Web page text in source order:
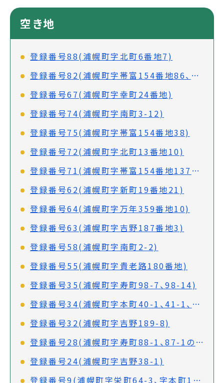
空き地
登録番号88(浦幌町字北町6番地7)
登録番号82(浦幌町字帯富154番地86、浦幌町字帯富154番地85)
登録番号67(浦幌町字幸町24番地)
登録番号74(浦幌町字南町3-12)
登録番号75(浦幌町字帯富154番地38)
登録番号72(浦幌町字北町13番地10)
登録番号71(浦幌町字帯富154番地137・138)
登録番号62(浦幌町字新町19番地21)
登録番号64(浦幌町字万年359番地10)
登録番号63(浦幌町字吉野187番地3)
登録番号58(浦幌町字南町2-2)
登録番号55(浦幌町字貴老路180番地)
登録番号35(浦幌町字寿町98-7、98-14)
登録番号34(浦幌町字本町40-1、41-1、49、50)
登録番号32(浦幌町字吉野189-8)
登録番号28(浦幌町字寿町88-1、87-1の一部)
登録番号24(浦幌町字吉野38-1)
登録番号9(浦幌町字栄町64-3、字本町109-8)